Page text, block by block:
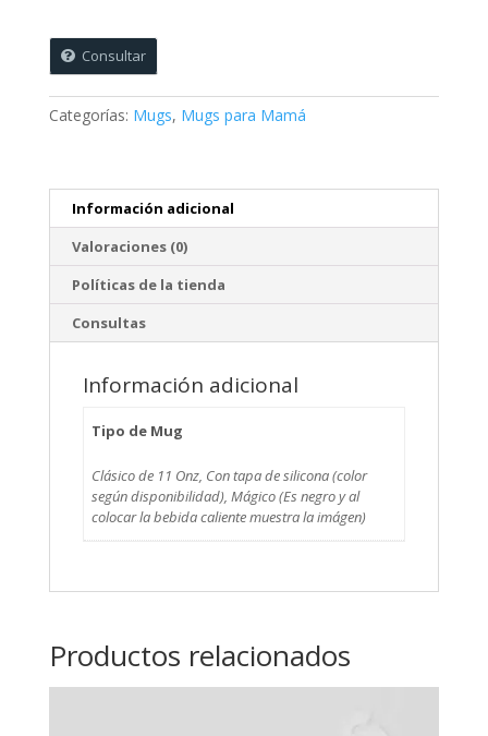
Consultar
Categorías: Mugs, Mugs para Mamá
Información adicional
Valoraciones (0)
Políticas de la tienda
Consultas
Información adicional
Tipo de Mug
Clásico de 11 Onz, Con tapa de silicona (color
según disponibilidad), Mágico (Es negro y al
colocar la bebida caliente muestra la imágen)
Productos relacionados